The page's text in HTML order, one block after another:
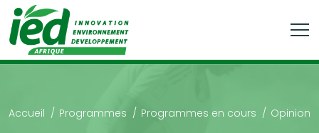
Accueil Programmes Programmes en cours Opinion